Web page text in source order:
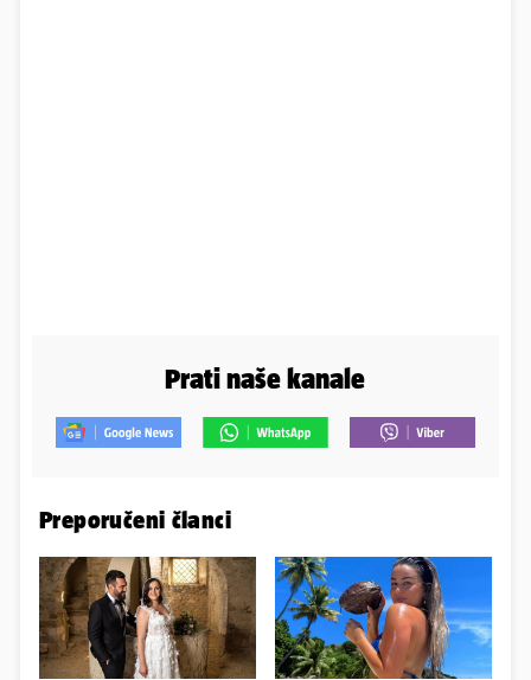
Prati naše kanale
Preporučeni članci